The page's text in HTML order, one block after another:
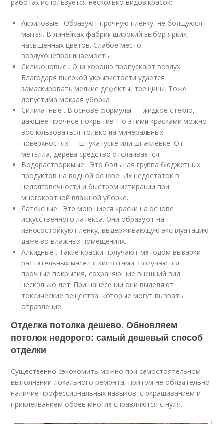
работах используется несколько видов красок:
Акриловые . Образуют прочную пленку, не боящуюся
мытья. В линейках фабрик широкий выбор ярких,
насыщенных цветов. Слабое место —
воздухонепроницаемость.
Силиконовые . Они хорошо пропускают воздух.
Благодаря высокой укрывистости удается
замаскировать мелкие дефекты, трещины. Тоже
допустима мокрая уборка.
Силикатные . В основе формулы — жидкое стекло,
дающее прочное покрытие. Но этими красками можно
воспользоваться только на минеральных
поверхностях — штукатурке или шпаклевке. От
металла, дерева средство отслаивается.
Водорастворимые . Это большая группа бюджетных
продуктов на водной основе. Их недостаток в
недолговечности и быстром истирании при
многократной влажной уборке.
Латексные . Это моющиеся краски на основе
искусственного латекса. Они образуют на
износостойкую пленку, выдерживающую эксплуатацию
даже во влажных помещениях.
Алкидные . Такие краски получают методом выварки
растительных масел с кислотами. Получаются
прочные покрытия, сохраняющие внешний вид
несколько лет. При нанесении они выделяют
токсические вещества, которые могут вызвать
отравление.
Отделка потолка дешево. Обновляем
потолок недорого: самый дешевый способ
отделки
Существенно сэкономить можно при самостоятельном
выполнении локального ремонта, притом не обязательно
наличие профессиональных навыков: с окрашиванием и
приклеиванием обоев многие справляются с нуля.